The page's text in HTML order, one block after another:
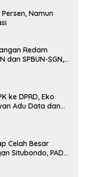
Namun
Redam
dan SPBUN-SGN,
ke DPRD, Eko
Adu Data dan
Celah Besar
Situbondo, PAD